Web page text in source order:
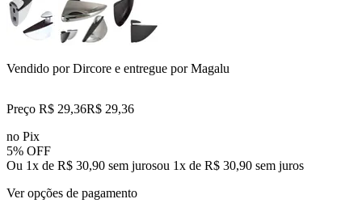
Vendido porDircore e entregue por Magalu
Preço R$ 29,36R$ 29,36
no Pix
5% OFF
Ou 1x de R$ 30,90 sem jurosou 1x de R$ 30,90 sem juros
Ver opções de pagamento